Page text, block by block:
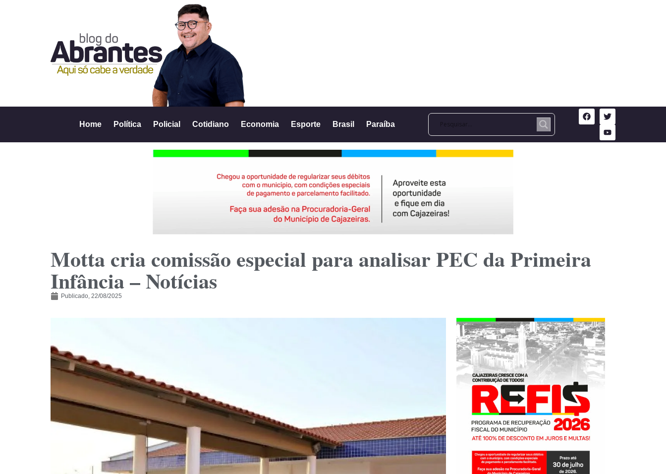
Home Política Policial Cotidiano Economia Esporte Brasil Paraíba
Motta cria comissão especial para analisar PEC da Primeira
Infância – Notícias
Publicado, 22/08/2025